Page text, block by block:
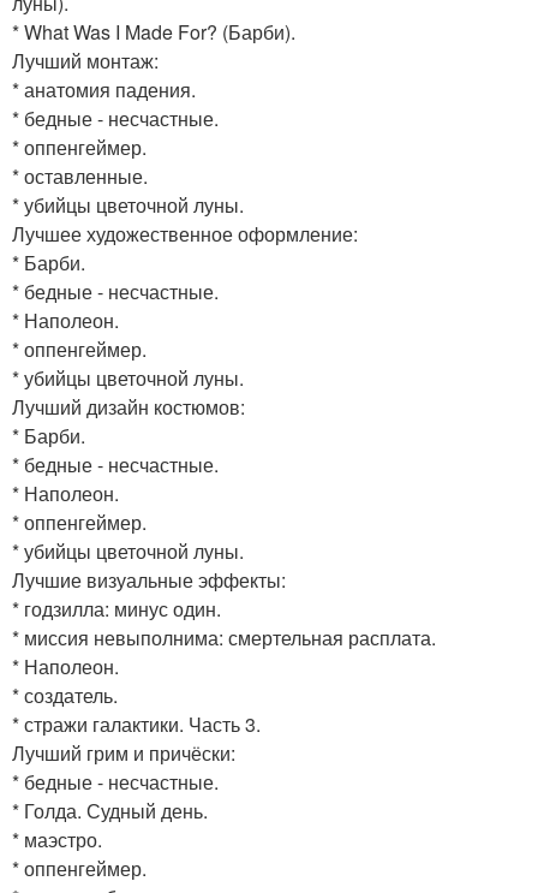
* What Was I Made For? (Барби).
Лучший монтаж:
* анатомия падения.
* бедные - несчастные.
* оппенгеймер.
* оставленные.
* убийцы цветочной луны.
Лучшее художественное оформление:
* Барби.
* бедные - несчастные.
* Наполеон.
* оппенгеймер.
* убийцы цветочной луны.
Лучший дизайн костюмов:
* Барби.
* бедные - несчастные.
* Наполеон.
* оппенгеймер.
* убийцы цветочной луны.
Лучшие визуальные эффекты:
* годзилла: минус один.
* миссия невыполнима: смертельная расплата.
* Наполеон.
* создатель.
* стражи галактики. Часть 3.
Лучший грим и причёски:
* бедные - несчастные.
* Голда. Судный день.
* маэстро.
* оппенгеймер.